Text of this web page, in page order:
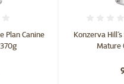
Plan Canine
Konzerva
Mature